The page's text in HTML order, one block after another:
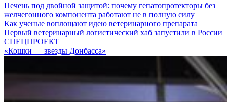
Печень под двойной защитой: почему гепатопротекторы без
желчегонного компонента работают не в полную силу
Как ученые воплощают идею ветеринарного препарата
Первый ветеринарный логистический хаб запустили в России
СПЕЦПРОЕКТ
«Кошки — звезды Донбасса»